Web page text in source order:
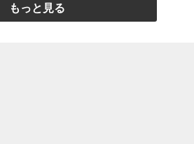
もっと見る